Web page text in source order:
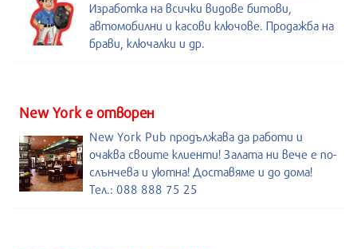
Изработка на всички видове битови,
автомобилни и касови ключове. Продажба на
брави, ключалки и др.
New York е отворен
New York Pub продължава да работи и
очаква своите клиенти! Залата ни вече е по-
слънчева и уютна! Доставяме и до дома!
Тел.: 088 888 75 25